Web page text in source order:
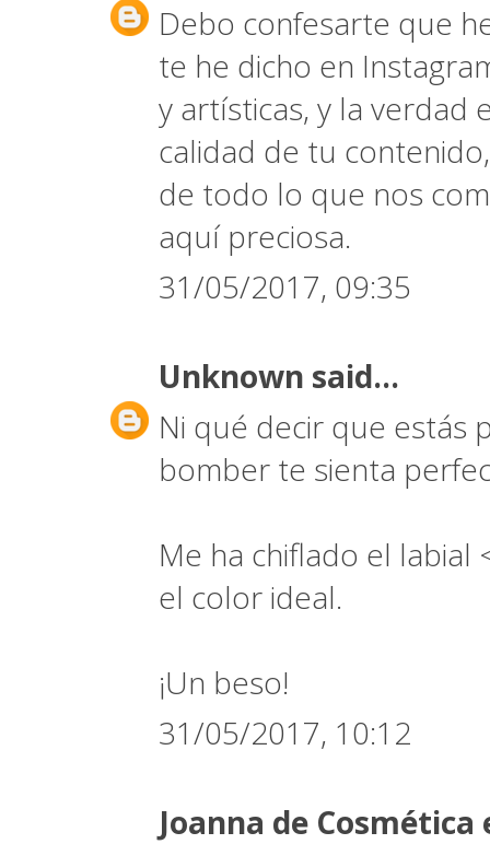
Debo confesarte que
te he dicho en
y artísticas, y la verdad
calidad de tu
de todo lo que nos
aquí preciosa.
31/05/2017, 09:35
Unknown said...
Ni qué decir que estás
bomber te sienta
Me ha chiflado el labial
el color ideal.
¡Un beso!
31/05/2017, 10:12
Joanna de